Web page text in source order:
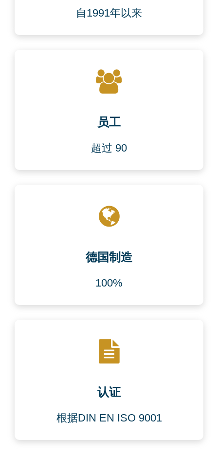
自1991年以来
员工
超过 90
德国制造
100%
认证
根据DIN EN ISO 9001